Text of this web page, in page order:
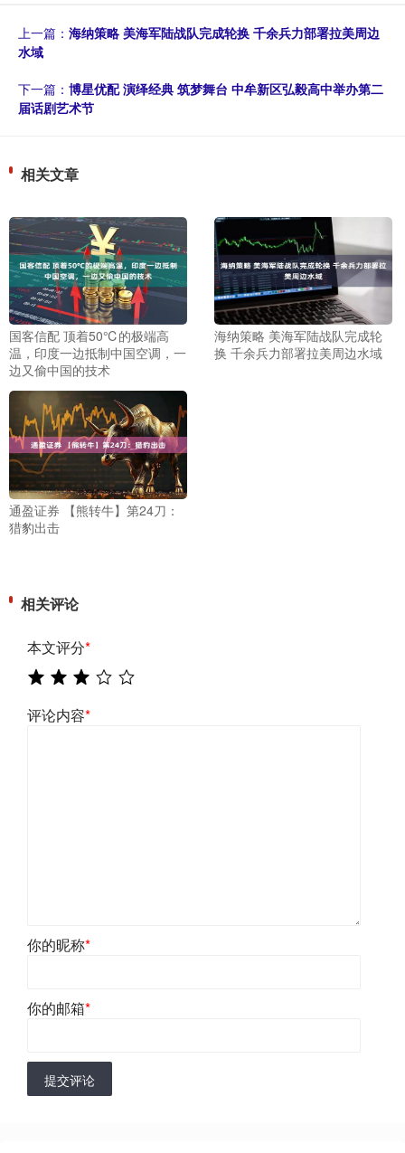
上一篇： 海纳策略 美海军陆战队完成轮换 千余兵力部署拉美周边
水域
下一篇： 博星优配 演绎经典 筑梦舞台 中牟新区弘毅高中举办第二
届话剧艺术节
相关文章
国客信配 顶着50℃的极端高
温，印度一边抵制中国空调，一
边又偷中国的技术
海纳策略 美海军陆战队完成轮
换 千余兵力部署拉美周边水域
通盈证券 【熊转牛】第24刀：
猎豹出击
相关评论
本文评分*
评论内容*
你的昵称*
你的邮箱*
提交评论